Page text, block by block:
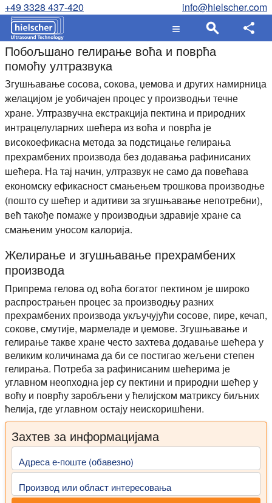
+49 3328 437-420 info@hielscher.com
Побољшано гелирање воћа и поврћа
помоћу ултразвука
Згушњавање сосова, сокова, џемова и других намирница
желацијом је уобичајен процес у производњи течне
хране. Ултразвучна екстракција пектина и природних
интрацелуларних шећера из воћа и поврћа је
високоефикасна метода за подстицање гелирања
прехрамбених производа без додавања рафинисаних
шећера. На тај начин, ултразвук не само да повећава
економску ефикасност смањењем трошкова производње
(пошто су шећер и адитиви за згушњавање непотребни),
већ такође помаже у производњи здравије хране са
смањеним уносом калорија.
Желирање и згушњавање прехрамбених
производа
Припрема гелова од воћа богатог пектином је широко
распрострањен процес за производњу разних
прехрамбених производа укључујући сосове, пире, кечап,
сокове, смутије, мармеладе и џемове. Згушњавање и
гелирање такве хране често захтева додавање шећера у
великим количинама да би се постигао жељени степен
гелирања. Потреба за рафинисаним шећерима је
углавном неопходна јер су пектини и природни шећер у
воћу и поврћу заробљени у ћелијском матриксу биљних
ћелија, где углавном остају неискоришћени.
Захтев за информацијама
Адреса е-поште (обавезно)
Производ или област интересовања